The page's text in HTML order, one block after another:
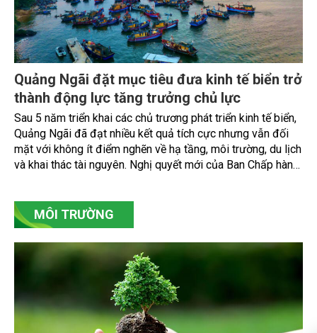
Quảng Ngãi đặt mục tiêu đưa kinh tế biển trở
thành động lực tăng trưởng chủ lực
Sau 5 năm triển khai các chủ trương phát triển kinh tế biển,
Quảng Ngãi đã đạt nhiều kết quả tích cực nhưng vẫn đối
mặt với không ít điểm nghẽn về hạ tầng, môi trường, du lịch
và khai thác tài nguyên. Nghị quyết mới của Ban Chấp hành
tăng trưởng của tỉnh đến năm 2030, tầm nhìn đến năm
2045.
MÔI TRƯỜNG